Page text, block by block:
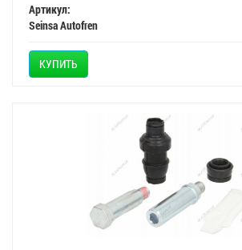
Артикул:
Seinsa Autofren
КУПИТЬ